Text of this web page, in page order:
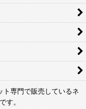
ト専門で販売しているネ
す。